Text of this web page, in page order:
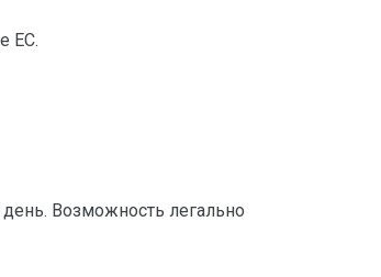
ЕС.
Возможность легально